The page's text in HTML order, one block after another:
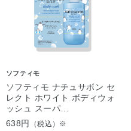
ソフティモ
ソフティモ ナチュサボン セ
レクト ホワイト ボディウォ
ッシュ スーパ…
638円
（税込）※